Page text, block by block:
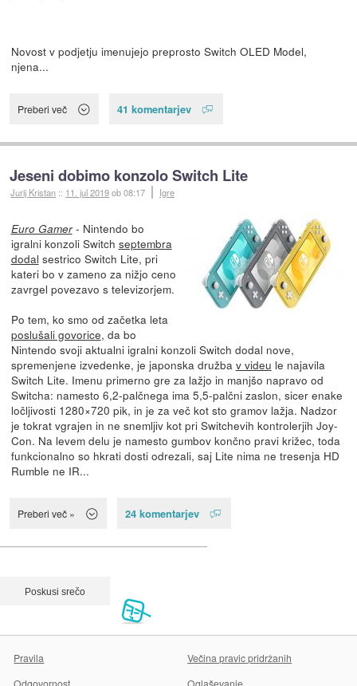
Novost v podjetju imenujejo preprosto Switch OLED Model,
njena...
Preberi več 41 komentarjev
Jeseni dobimo konzolo Switch Lite
Jurij Kristan :: 11. jul 2019ob 08:17 Igre
Euro Gamer- Nintendo bo
igralni konzoli Switch septembra
dodal sestrico Switch Lite, pri
kateri bo v zameno za nižjo ceno
zavrgel povezavo s televizorjem.
Po tem, ko smo od začetka leta
poslušali govorice, da bo
Nintendo svoji aktualni igralni konzoli Switch dodal nove,
spremenjene izvedenke, je japonska družba v videu le najavila
Switch Lite. Imenu primerno gre za lažjo in manjšo napravo od
Switcha: namesto 6,2-palčnega ima 5,5-palčni zaslon, sicer enake
ločljivosti 1280×720 pik, in je za več kot sto gramov lažja. Nadzor
je tokrat vgrajen in ne snemljiv kot pri Switchevih kontrolerjih Joy-
Con. Na levem delu je namesto gumbov končno pravi križec, toda
funkcionalno so hkrati dosti odrezali, saj Lite nima ne tresenja HD
Rumble ne IR...
Preberi več » 24 komentarjev
Pravila
Večina pravic pridržanih